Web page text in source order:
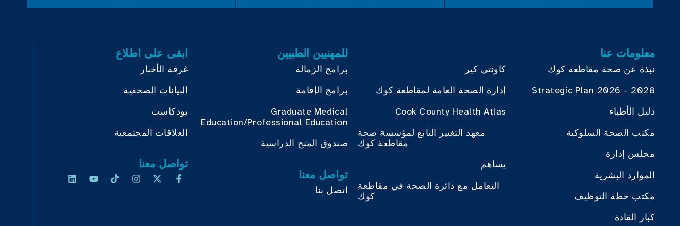
معلومات عنا
نبذة عن صحة مقاطعة كوك
Strategic Plan 2026 – 2028
دليل الأطباء
مكتب الصحة السلوكية
مجلس إدارة
الموارد البشرية
مكتب خطة التوظيف
كبار القادة
كاونتي كير
إدارة الصحة العامة لمقاطعة كوك
Cook County Health Atlas
معهد التغيير التابع لمؤسسة صحة
مقاطعة كوك
يساهم
التعامل مع دائرة الصحة في مقاطعة
كوك
للمهنيين الطبيين
برامج الزمالة
برامج الإقامة
Graduate Medical
Education/Professional Education
صندوق المنح الدراسية
تواصل معنا
اتصل بنا
ابقى على اطلاع
غرفة الأخبار
البيانات الصحفية
بودكاست
العلاقات المجتمعية
تواصل معنا